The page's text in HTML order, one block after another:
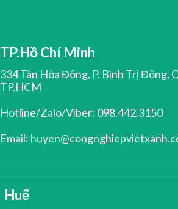
TP.Hồ Chí Minh
334 Tân Hòa Đông, P. Bình Trị Đông,
TP.HCM
Hotline/Zalo/Viber: 098.442.3150
Email:
Huế